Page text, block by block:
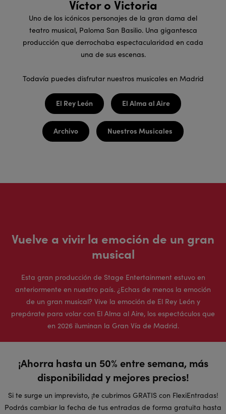
Víctor o Victoria
Uno de los icónicos personajes de la gran dama del
teatro musical, Paloma San Basilio. Una gigantesca
producción que derrochaba espectacularidad en cada
una de sus escenas.
Todavía puedes disfrutar nuestros musicales en Madrid
El Rey León El Alma al Aire
Archivo Nuestros Musicales
Vuelve a vivir la emoción de un gran
musical
Esta gran producción de Stage Entertainment estuvo en
anteriormente en nuestro país. ¿Echas de menos la emoción
de un gran musical? Vive la emoción de El Rey León y
prepárate para volar con El Alma al Aire, los espectáculos que
en 2026 iluminan la Gran Vía de Madrid.
¡Ahorra hasta un 50% entre semana, más
disponibilidad y mejores precios!
Si te surge un imprevisto, ¡te cubrimos GRATIS con FlexiEntradas!
Podrás cambiar la fecha de tus entradas de forma gratuita hasta